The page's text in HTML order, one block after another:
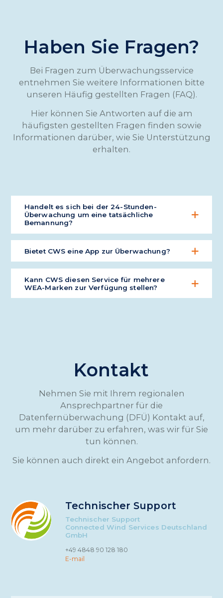
Haben Sie Fragen?
Bei Fragen zum Überwachungsservice
entnehmen Sie weitere Informationen bitte
unseren Häufig gestellten Fragen (FAQ).
Hier können Sie Antworten auf die am
häufigsten gestellten Fragen finden sowie
Informationen darüber, wie Sie Unterstützung
erhalten.
Handelt es sich bei der 24-Stunden-
Überwachung um eine tatsächliche
Bemannung?
Stunden pro Tag tatsächlich bemannt.
Bietet CWS eine App zur Überwachung?
CONNECT24•7-App zur Verfügung.
Für Android herunterladen
Kann CWS diesen Service für mehrere
WEA-Marken zur Verfügung stellen?
Kontakt
Nehmen Sie mit Ihrem regionalen
Ansprechpartner für die
Datenfernüberwachung (DFÜ) Kontakt auf,
um mehr darüber zu erfahren, was wir für Sie
tun können.
Sie können auch direkt ein Angebot anfordern.
Technischer Support
Technischer Support
Connected Wind Services Deutschland
GmbH
+49 4848 90 128 180
E-mail